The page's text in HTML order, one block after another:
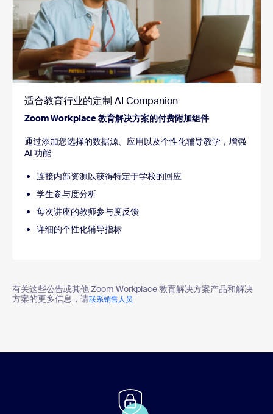
适合教育行业的定制 AI Companion
Zoom Workplace 教育解决方案的付费附加组件
通过添加您选择的数据源、应用以及个性化辅导教学，增强
AI 功能
连接内部资源以获得特定于学校的回应
学生参与度分析
每次讲座的教师参与度反馈
详细的个性化辅导指标
有关这些公告或其他 Zoom Workplace 教育解决方案产品和解决
方案的更多信息，请联系销售人员